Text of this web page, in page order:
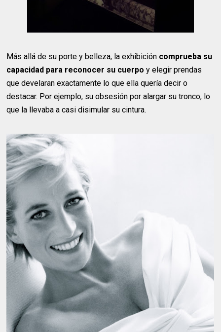
Más allá de su porte y belleza, la exhibición comprueba su
capacidad para reconocer su cuerpo y elegir prendas
que develaran exactamente lo que ella quería decir o
destacar. Por ejemplo, su obsesión por alargar su tronco, lo
que la llevaba a casi disimular su cintura.